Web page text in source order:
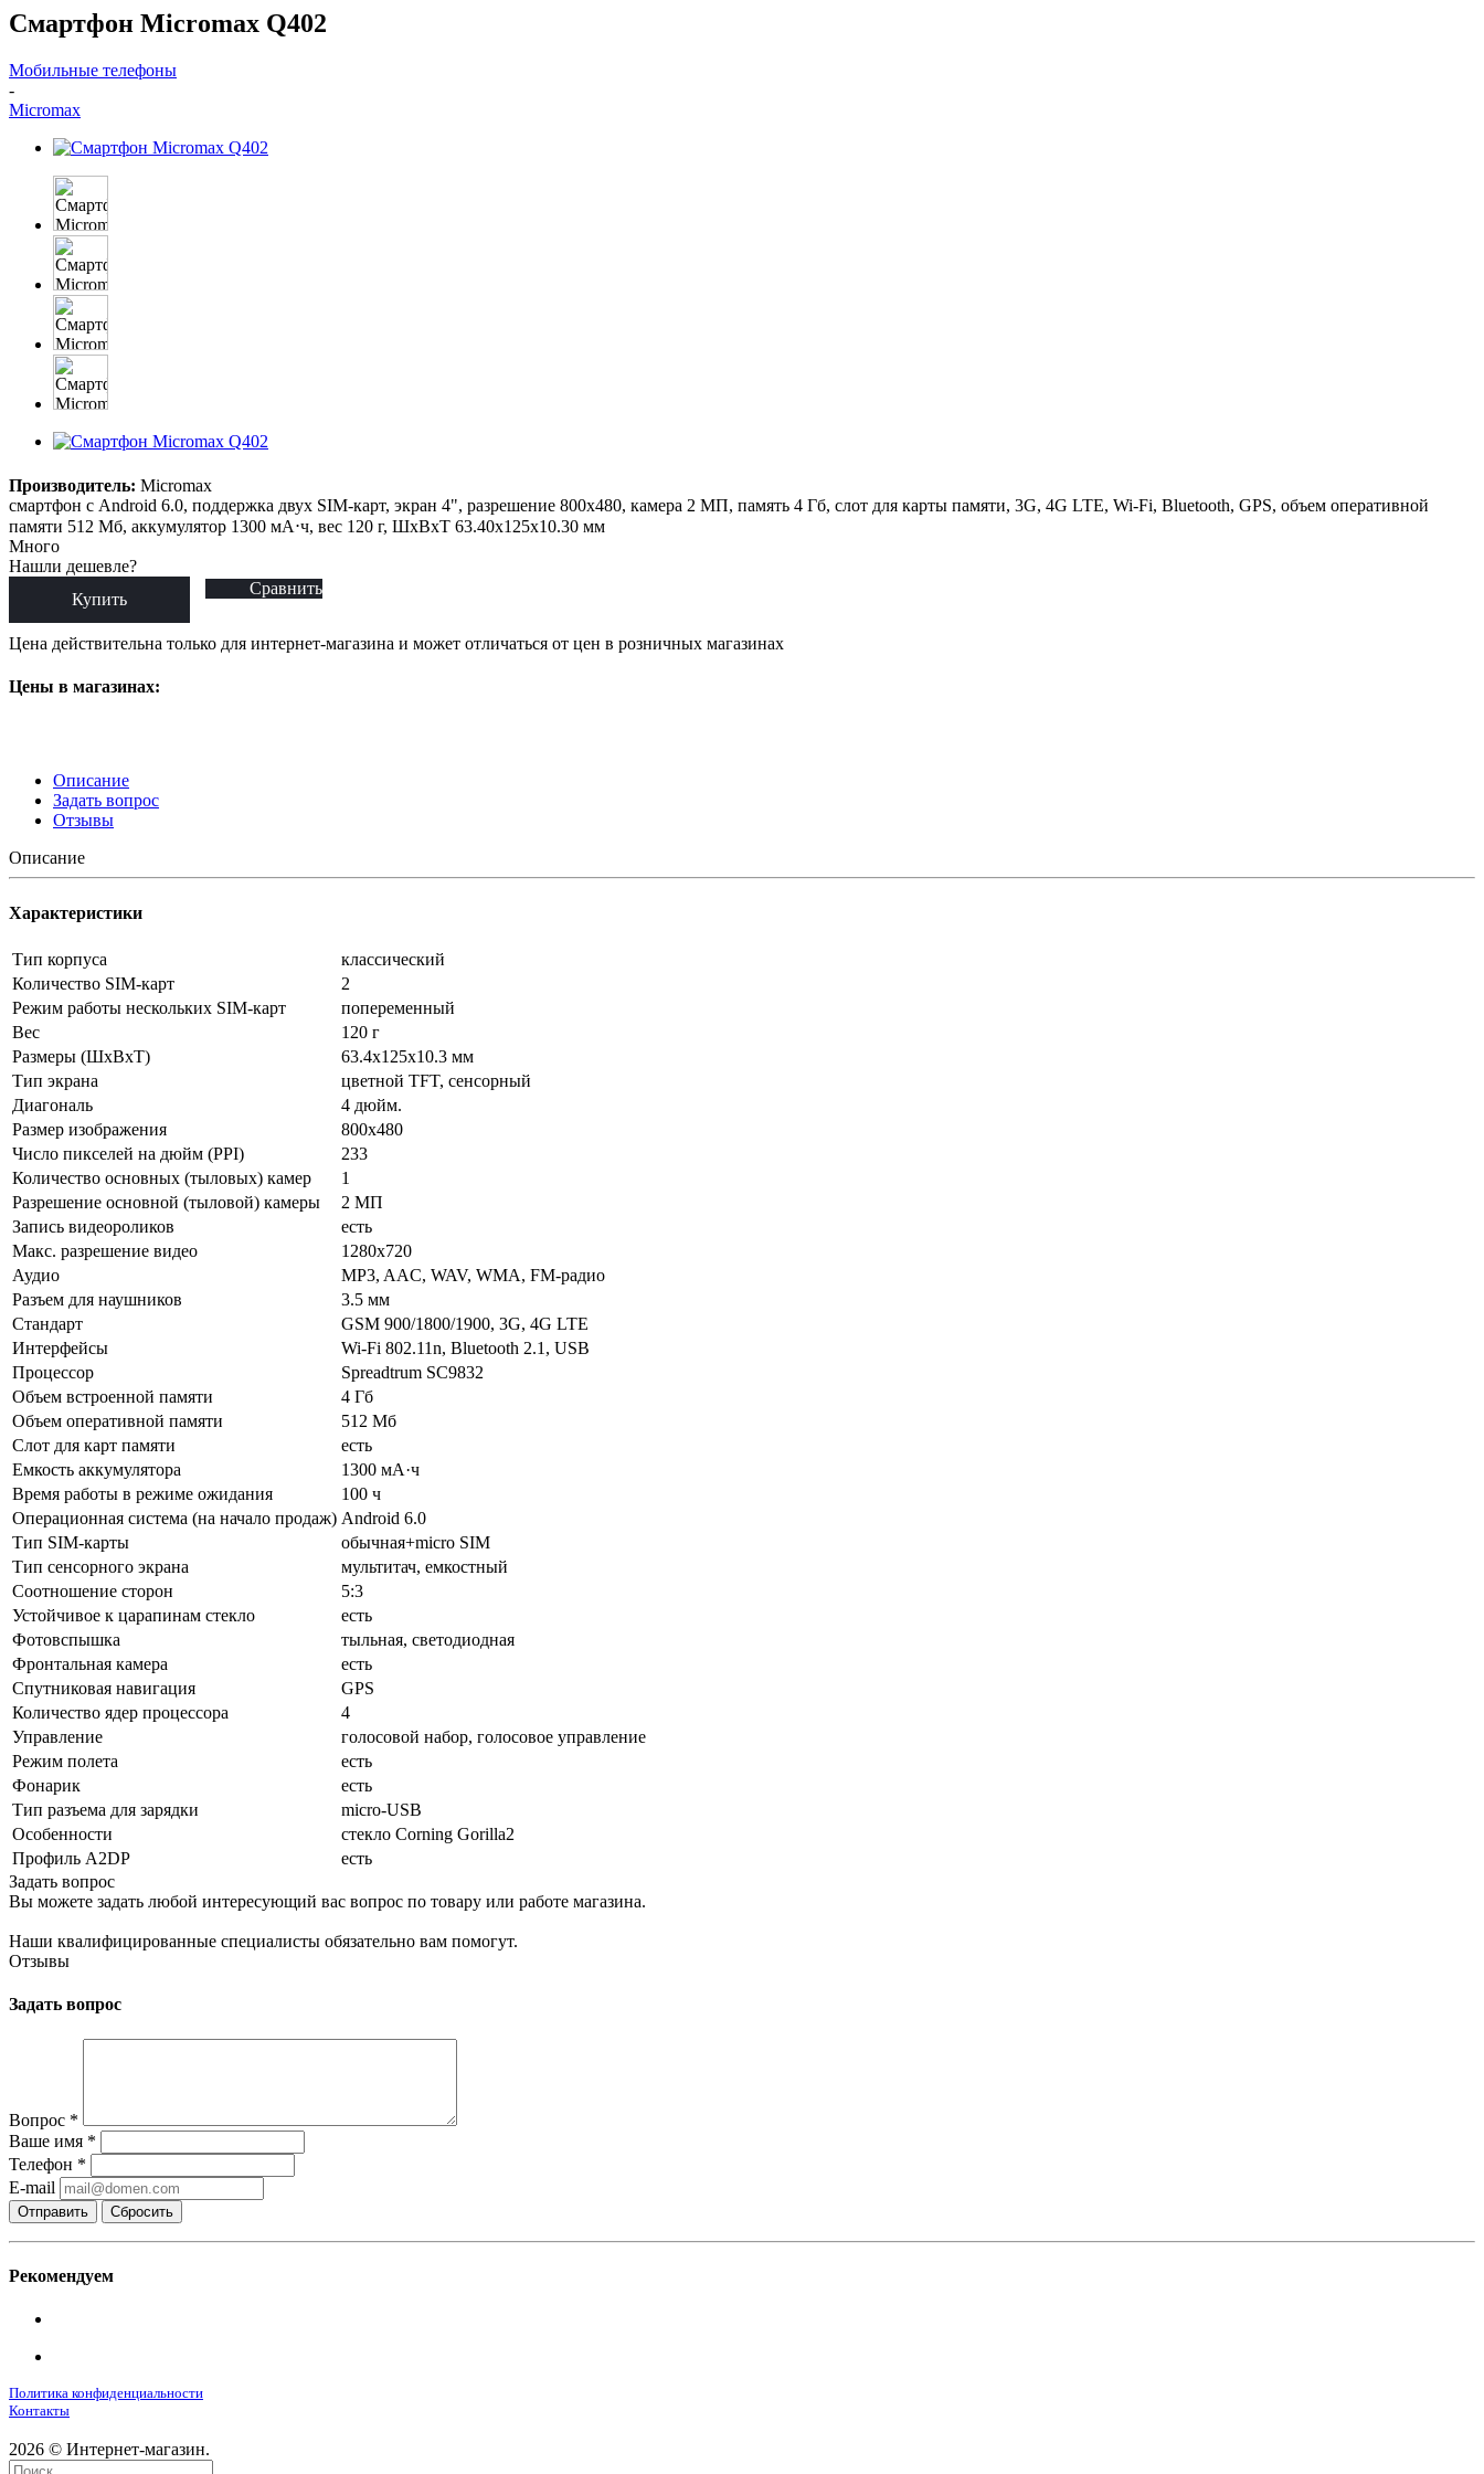
Смартфон Micromax Q402
Мобильные телефоны
-
Micromax
Производитель: Micromax
смартфон с Android 6.0, поддержка двух SIM-карт, экран 4", разрешение 800x480, камера 2 МП, память 4 Гб, слот для карты памяти, 3G, 4G LTE, Wi-Fi, Bluetooth, GPS, объем оперативной
памяти 512 Мб, аккумулятор 1300 мА⋅ч, вес 120 г, ШxВxТ 63.40x125x10.30 мм
Много
Нашли дешевле?
Купить
Сравнить
Цена действительна только для интернет-магазина и может отличаться от цен в розничных магазинах
Цены в магазинах:
Описание
Задать вопрос
Отзывы
Описание
Характеристики
Тип корпуса
классический
Количество SIM-карт
2
Режим работы нескольких SIM-карт
попеременный
Вес
120 г
Размеры (ШxВxТ)
63.4x125x10.3 мм
Тип экрана
цветной TFT, сенсорный
Диагональ
4 дюйм.
Размер изображения
800x480
Число пикселей на дюйм (PPI)
233
Количество основных (тыловых) камер
1
Разрешение основной (тыловой) камеры
2 МП
Запись видеороликов
есть
Макс. разрешение видео
1280x720
Аудио
MP3, AAC, WAV, WMA, FM-радио
Разъем для наушников
3.5 мм
Стандарт
GSM 900/1800/1900, 3G, 4G LTE
Интерфейсы
Wi-Fi 802.11n, Bluetooth 2.1, USB
Процессор
Spreadtrum SC9832
Объем встроенной памяти
4 Гб
Объем оперативной памяти
512 Мб
Слот для карт памяти
есть
Емкость аккумулятора
1300 мА·ч
Время работы в режиме ожидания
100 ч
Операционная система (на начало продаж) Android 6.0
Тип SIM-карты
обычная+micro SIM
Тип сенсорного экрана
мультитач, емкостный
Соотношение сторон
5:3
Устойчивое к царапинам стекло
есть
Фотовспышка
тыльная, светодиодная
Фронтальная камера
есть
Спутниковая навигация
GPS
Количество ядер процессора
4
Управление
голосовой набор, голосовое управление
Режим полета
есть
Фонарик
есть
Тип разъема для зарядки
micro-USB
Особенности
стекло Corning Gorilla2
Профиль A2DP
есть
Задать вопрос
Вы можете задать любой интересующий вас вопрос по товару или работе магазина.
Наши квалифицированные специалисты обязательно вам помогут.
Отзывы
Задать вопрос
Вопрос *
Ваше имя *
Телефон *
E-mail
Сбросить
Рекомендуем
Политика конфиденциальности
Контакты
2026 © Интернет-магазин.